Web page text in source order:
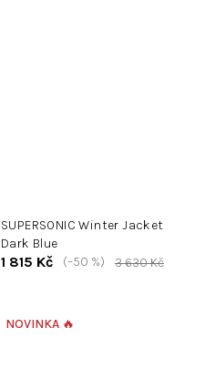
SUPERSONIC Winter Jacket
Dark Blue
1 815 Kč 3 630 Kč
(–50 %)
NOVINKA 🔥